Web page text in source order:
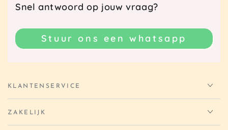
Snel antwoord op jouw vraag?
Stuur ons een whatsapp
KLANTENSERVICE
ZAKELIJK